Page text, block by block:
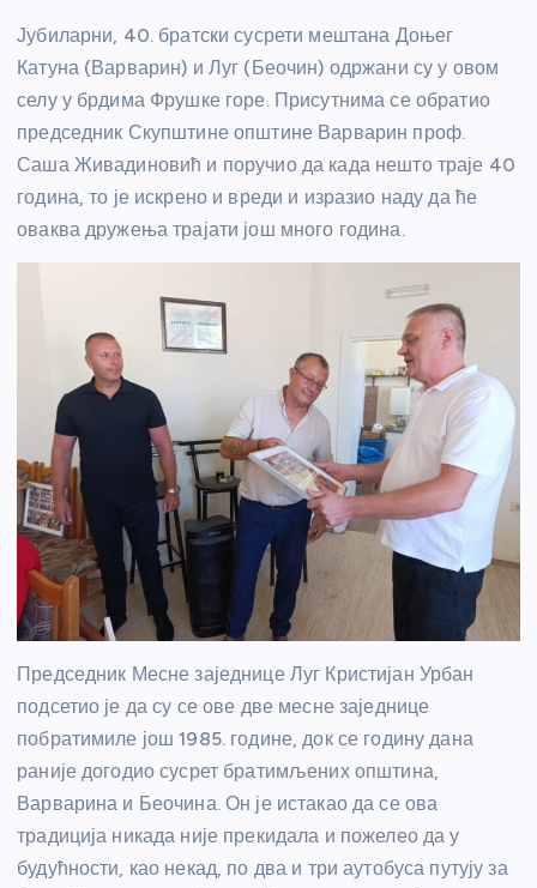
Јубиларни, 40. братски сусрети мештана Доњег
Катуна (Варварин) и Луг (Беочин) одржани су у овом
селу у брдима Фрушке горе. Присутнима се обратио
председник Скупштине општине Варварин проф.
Саша Живадиновић и поручио да када нешто траје 40
година, то је искрено и вреди и изразио наду да ће
оваква дружења трајати још много година.
Председник Месне заједнице Луг Кристијан Урбан
подсетио је да су се ове две месне заједнице
побратимиле још 1985. године, док се годину дана
раније догодио сусрет братимљених општина,
Варварина и Беочина. Он је истакао да се ова
традиција никада није прекидала и пожелео да у
будућности, као некад, по два и три аутобуса путују за